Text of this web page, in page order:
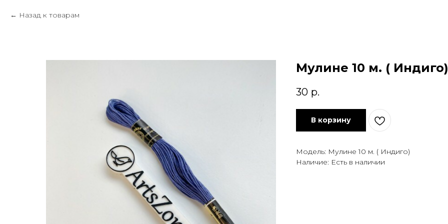
Назад к товарам
Мулине 10 м. ( Индиго)
30 р.
В корзину
Модель: Мулине 10 м. ( Индиго)
Наличие: Есть в наличии